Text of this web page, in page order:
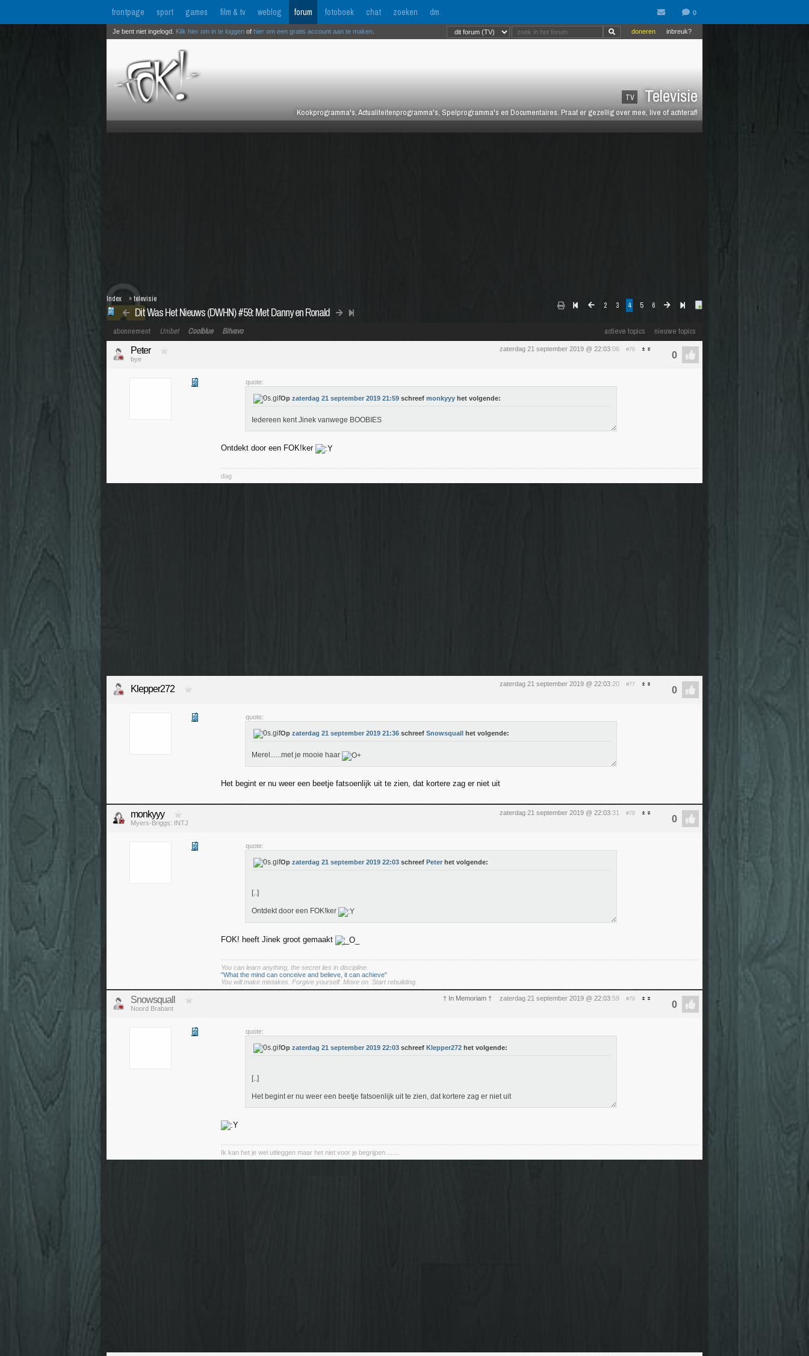
frontpage sport games film & tv weblog forum fotoboek chat zoeken dm
TV Televisie
Kookprogramma's, Actualiteitenprogramma's, Spelprogramma's en Documentaires. Praat er gezellig over mee, live of achteraf!
inbreuk?
doneren
Je bent niet ingelogd. Klik hier om in te loggen of hier om een gratis account aan te maken
2 3 4 5 6
Dit Was Het Nieuws (DWHN) #59: Met Danny en Ronald
Index »televisie
actieve topics nieuwe topics
abonnement Unibet Coolblue Bitvavo
zaterdag 21 september 2019 @ 22:03:06 #76
Peter
bye
quote:
Op zaterdag 21 september 2019 21:59 schreef monkyyy het volgende:
Iedereen kent Jinek vanwege BOOBIES
Ontdekt door een FOK!ker
dag
zaterdag 21 september 2019 @ 22:03:20 #77
Klepper272
quote:
Op zaterdag 21 september 2019 21:36 schreef Snowsquall het volgende:
Merel......met je mooie haar
Het begint er nu weer een beetje fatsoenlijk uit te zien, dat kortere zag er niet uit
zaterdag 21 september 2019 @ 22:03:31 #78
monkyyy
Myers-Briggs: INTJ
quote:
Op zaterdag 21 september 2019 22:03 schreef Peter het volgende:
[..]
Ontdekt door een FOK!ker
FOK! heeft Jinek groot gemaakt
You can learn anything, the secret lies in discipline.
"What the mind can conceive and believe, it can achieve"
You will make mistakes. Forgive yourself. Move on. Start rebuilding.
† In Memoriam † zaterdag 21 september 2019 @ 22:03:59 #79
Snowsquall
Noord Brabant
quote:
Op zaterdag 21 september 2019 22:03 schreef Klepper272 het volgende:
[..]
Het begint er nu weer een beetje fatsoenlijk uit te zien, dat kortere zag er niet uit
Ik kan het je wel uitleggen maar het niet voor je begrijpen........